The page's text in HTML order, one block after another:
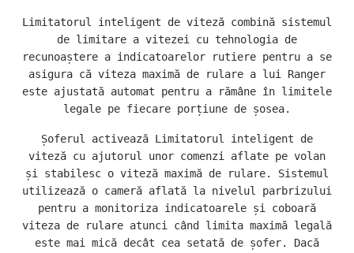
Limitatorul inteligent de viteză combină sistemul
de limitare a vitezei cu tehnologia de
recunoaștere a indicatoarelor rutiere pentru a se
asigura că viteza maximă de rulare a lui Ranger
este ajustată automat pentru a rămâne în limitele
legale pe fiecare porțiune de șosea.
Șoferul activează Limitatorul inteligent de
viteză cu ajutorul unor comenzi aflate pe volan
și stabilesc o viteză maximă de rulare. Sistemul
utilizează o cameră aflată la nivelul parbrizului
pentru a monitoriza indicatoarele și coboară
viteza de rulare atunci când limita maximă legală
este mai mică decât cea setată de șofer. Dacă